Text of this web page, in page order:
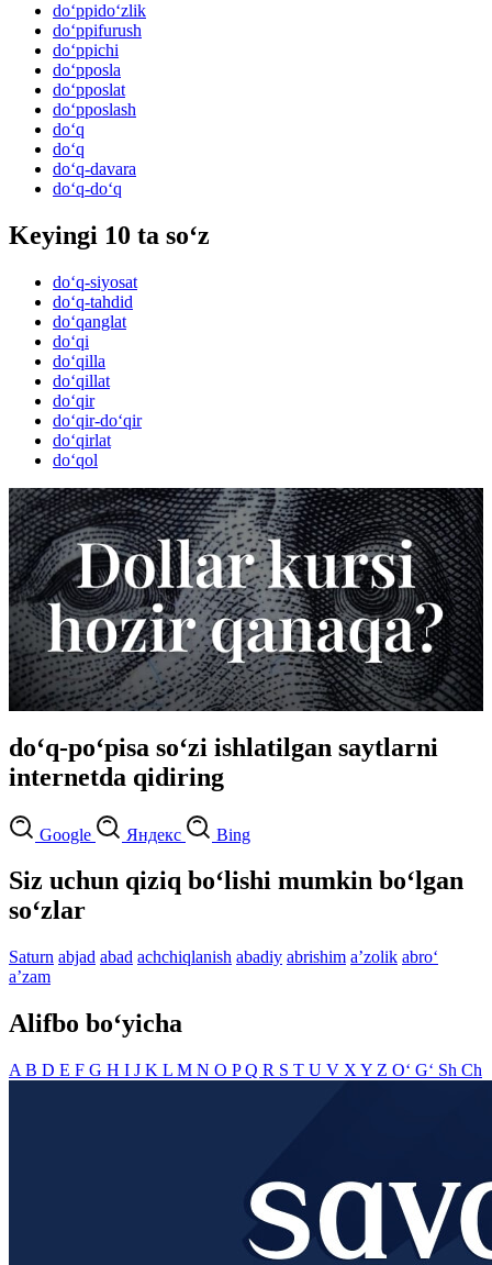
do‘ppido‘zlik
do‘ppifurush
do‘ppichi
do‘pposla
do‘pposlat
do‘pposlash
do‘q
do‘q
do‘q-davara
do‘q-do‘q
Keyingi 10 ta so‘z
do‘q-siyosat
do‘q-tahdid
do‘qanglat
do‘qi
do‘qilla
do‘qillat
do‘qir
do‘qir-do‘qir
do‘qirlat
do‘qol
do‘q-po‘pisa so‘zi ishlatilgan saytlarni
internetda qidiring
Google Яндекс Bing
Siz uchun qiziq bo‘lishi mumkin bo‘lgan
so‘zlar
Saturn abjad abad achchiqlanish abadiy abrishim aʼzolik abro‘
aʼzam
Alifbo bo‘yicha
A B D E F G H I J K L M N O PQ R S T U V X Y Z O‘ G‘ Sh Ch